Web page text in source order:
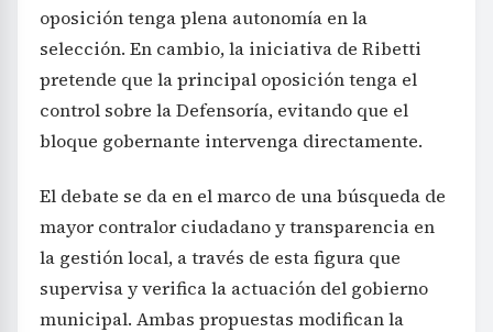
oposición tenga plena autonomía en la
selección. En cambio, la iniciativa de Ribetti
pretende que la principal oposición tenga el
control sobre la Defensoría, evitando que el
bloque gobernante intervenga directamente.
El debate se da en el marco de una búsqueda de
mayor contralor ciudadano y transparencia en
la gestión local, a través de esta figura que
supervisa y verifica la actuación del gobierno
municipal. Ambas propuestas modifican la